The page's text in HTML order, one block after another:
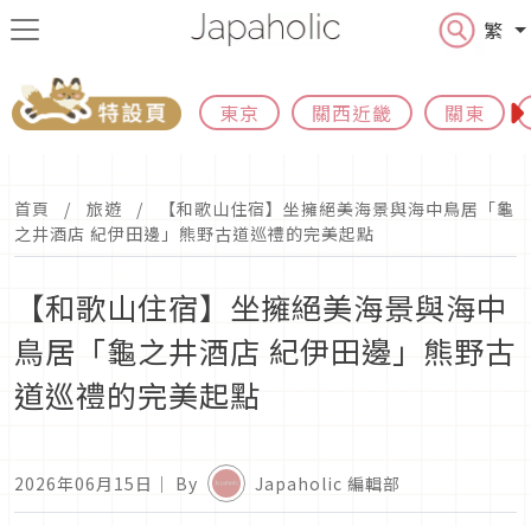
繁
東京 關西近畿 關東
首頁 旅遊
【和歌山住宿】坐擁絕美海景與海中鳥居「龜
之井酒店 紀伊田邊」熊野古道巡禮的完美起點
【和歌山住宿】坐擁絕美海景與海中
鳥居「龜之井酒店 紀伊田邊」熊野古
道巡禮的完美起點
2026年06月15日 ｜ By Japaholic 編輯部